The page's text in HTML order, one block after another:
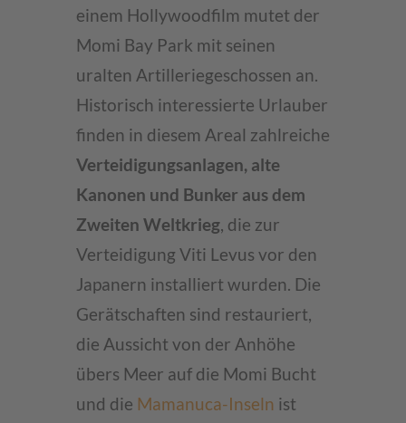
einem Hollywoodfilm mutet der
Momi Bay Park mit seinen
uralten Artilleriegeschossen an.
Historisch interessierte Urlauber
finden in diesem Areal zahlreiche
Verteidigungsanlagen, alte
Kanonen und Bunker aus dem
Zweiten Weltkrieg, die zur
Verteidigung Viti Levus vor den
Japanern installiert wurden. Die
Gerätschaften sind restauriert,
die Aussicht von der Anhöhe
übers Meer auf die Momi Bucht
und die Mamanuca-Inseln ist